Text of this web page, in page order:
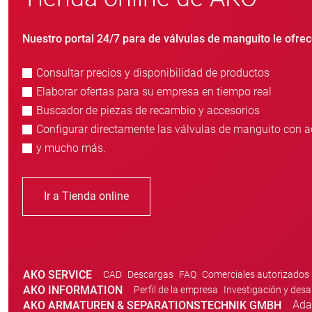
Nuestro portal 24/7 para de válvulas de manguito le
Consultar precios y disponibilidad de productos
Elaborar ofertas para su empresa en tiempo real
Buscador de piezas de recambio y accesorios
Configurar directamente las válvulas de manguito con
y mucho más.
Ir a Tienda online
AKO SERVICE CAD Descargas FAQ Comerciales autorizados
AKO INFORMATION Perfil de la empresa Investigación y
AKO ARMATUREN & SEPARATIONSTECHNIK GMBH